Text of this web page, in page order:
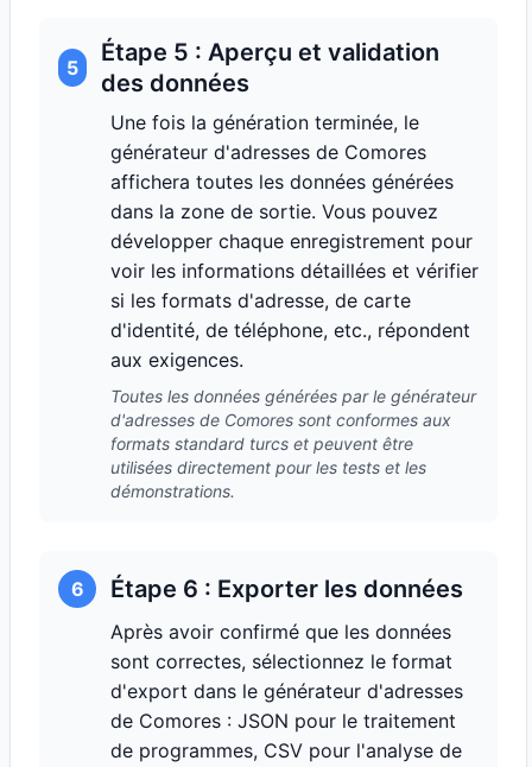
5
Étape 5 : Aperçu et validation
des données
Une fois la génération terminée, le
générateur d'adresses de Comores
affichera toutes les données générées
dans la zone de sortie. Vous pouvez
développer chaque enregistrement pour
voir les informations détaillées et vérifier
si les formats d'adresse, de carte
d'identité, de téléphone, etc., répondent
aux exigences.
Toutes les données générées par le générateur
d'adresses de Comores sont conformes aux
formats standard turcs et peuvent être
utilisées directement pour les tests et les
démonstrations.
6 Étape 6 : Exporter les données
Après avoir confirmé que les données
sont correctes, sélectionnez le format
d'export dans le générateur d'adresses
de Comores : JSON pour le traitement
de programmes, CSV pour l'analyse de